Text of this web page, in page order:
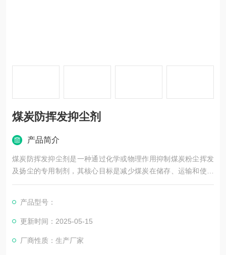
煤炭防挥发抑尘剂
产品简介
煤炭防挥发抑尘剂是一种通过化学或物理作用抑制煤炭粉尘挥发
及扬尘的专用制剂，其核心目标是减少煤炭在储存、运输和使用
过程中的损耗及环境污染。以下是关于抑尘剂的详细介绍：
产品型号：
更新时间：2025-05-15
厂商性质：生产厂家